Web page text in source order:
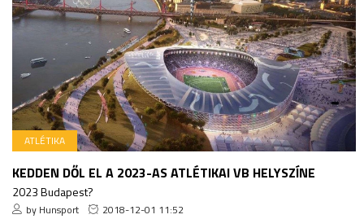
ATLÉTIKA
KEDDEN DŐL EL A 2023-AS ATLÉTIKAI VB HELYSZÍNE
2023 Budapest?
by Hunsport 2018-12-01 11:52